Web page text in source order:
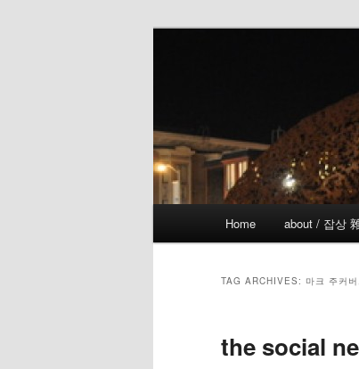
Home about / 잡상
TAG ARCHIVES: 마크 주커버
the social